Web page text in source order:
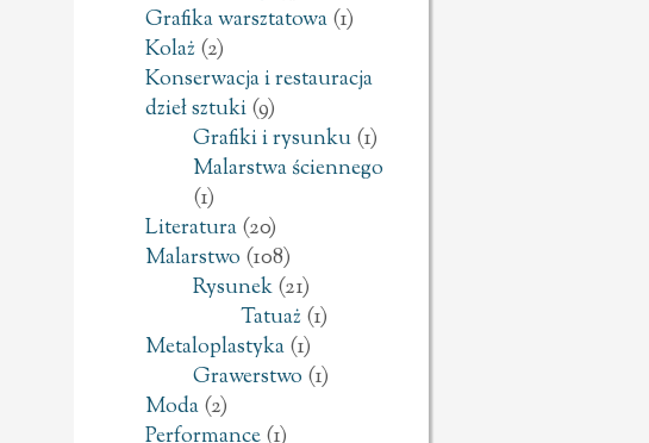
Grafika warsztatowa(1)
Kolaż(2)
Konserwacja i restauracja
dzieł sztuki(9)
Grafiki i rysunku(1)
Malarstwa ściennego
(1)
Literatura(20)
Malarstwo (108)
Rysunek(21)
Tatuaż(1)
Metaloplastyka(1)
Grawerstwo (1)
Moda(2)